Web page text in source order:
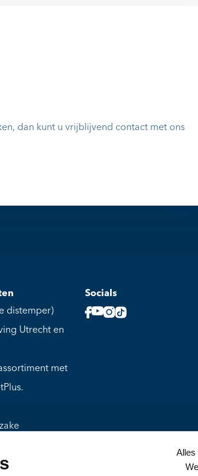
Alles
dan kunt u vrijblijvend contact met ons
distemper)
Utrecht en
met
met
Socials